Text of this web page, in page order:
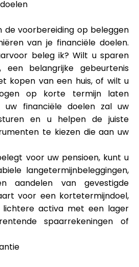
de voorbereiding op beleggen
van je financiële doelen.
beleg ik? Wilt u sparen
een belangrijke gebeurtenis
kopen van een huis, of wilt u
op korte termijn laten
uw financiële doelen zal uw
sturen en u helpen de juiste
te kiezen die aan uw
voor uw pensioen, kunt u
langetermijnbeleggingen,
aandelen van gevestigde
voor een kortetermijndoel,
lichtere activa met een lager
spaarrekeningen of